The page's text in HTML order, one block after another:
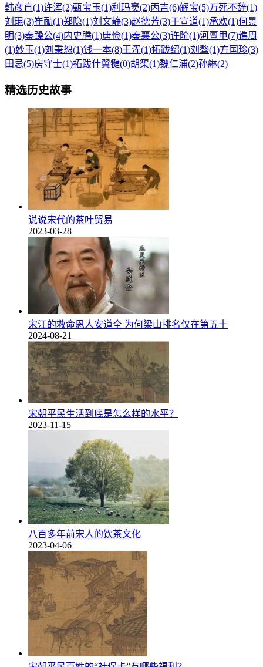
韩彦直(1)许浑(2)甄宝玉(1)利玛窦(2)丙吉(6)解宝(5)万死不辞(1)
刘琨(3)崔勔(1)郑隐(1)刘文静(3)赵德芳(3)于宣道(1)承欢(1)何景
明(3)秦躁公(4)内史腾(1)唐俭(1)秦襄公(3)许阶(1)河亶甲(7)谯周
(1)妙玉(1)刘秉恕(1)钱一本(8)王浑(1)拓跋绍(1)刘骜(1)方国珍(3)
田忌(5)房守士(1)拓跋什翼犍(0)胡榘(1)魏仁浦(2)孙綝(2)
精选历史故事
说说宋代的茶叶贸易
2023-03-28
宋江的救命恩人安道全 为何梁山排名仅在第五十
2024-08-21
宋朝平民生活到底是怎么样的水平？
2023-11-15
八百多年前宋人的饮茶文化
2023-04-06